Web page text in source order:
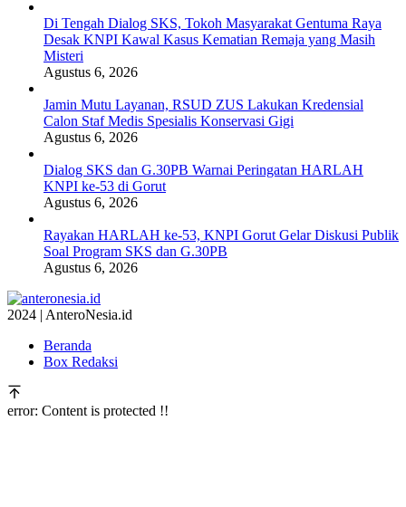
Di Tengah Dialog SKS, Tokoh Masyarakat Gentuma Raya
Desak KNPI Kawal Kasus Kematian Remaja yang Masih
Misteri
Agustus 6, 2026
Jamin Mutu Layanan, RSUD ZUS Lakukan Kredensial
Calon Staf Medis Spesialis Konservasi Gigi
Agustus 6, 2026
Dialog SKS dan G.30PB Warnai Peringatan HARLAH
KNPI ke-53 di Gorut
Agustus 6, 2026
Rayakan HARLAH ke-53, KNPI Gorut Gelar Diskusi Publik
Soal Program SKS dan G.30PB
Agustus 6, 2026
2024 | AnteroNesia.id
Beranda
Box Redaksi
error: Content is protected !!